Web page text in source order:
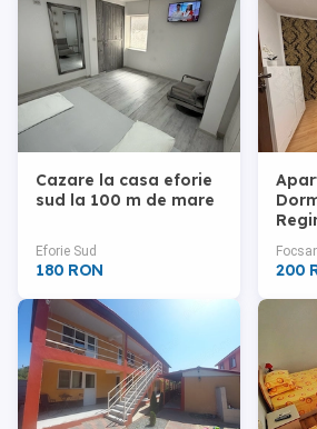
Cazare la casa eforie
sud la 100 m de mare
Eforie Sud
180 RON 200